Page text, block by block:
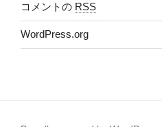
コメントの RSS
WordPress.org